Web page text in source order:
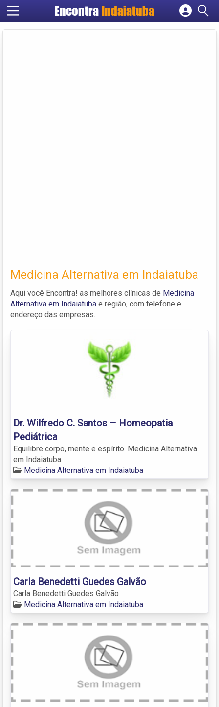
Encontra Indaiatuba
Cadastrar empresa
Medicina Alternativa em Indaiatuba
Aqui você Encontra! as melhores clínicas de Medicina
Alternativa em Indaiatuba e região, com telefone e
endereço das empresas.
Dr. Wilfredo C. Santos – Homeopatia
Pediátrica
Equilibre corpo, mente e espírito. Medicina Alternativa
em Indaiatuba.
Medicina Alternativa em Indaiatuba
Carla Benedetti Guedes Galvão
Carla Benedetti Guedes Galvão
Medicina Alternativa em Indaiatuba